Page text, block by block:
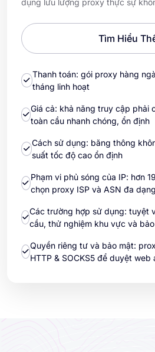
dụng lưu lượng proxy thực sự
Tìm Hiểu
Thanh toán: gói proxy hàng
tháng linh hoạt
Giá cả: khả năng truy cập phải
toàn cầu nhanh chóng, ổn định
Cách sử dụng: băng thông
suất tốc độ cao ổn định
Phạm vi phủ sóng của IP: hơn
chọn proxy ISP và ASN đa dạng
Các trường hợp sử dụng: tuyệt
cầu, thử nghiệm khu vực và
Quyền riêng tư và bảo mật:
HTTP & SOCKS5 để duyệt web